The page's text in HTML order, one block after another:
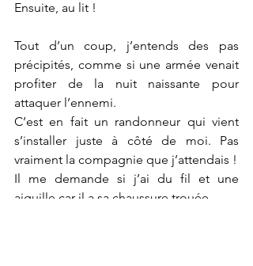
Ensuite, au lit !
Tout d’un coup, j’entends des pas
précipités, comme si une armée venait
profiter de la nuit naissante pour
attaquer l’ennemi.
C’est en fait un randonneur qui vient
s’installer juste à côté de moi. Pas
vraiment la compagnie que j’attendais !
Il me demande si j’ai du fil et une
aiguille car il a sa chaussure trouée.